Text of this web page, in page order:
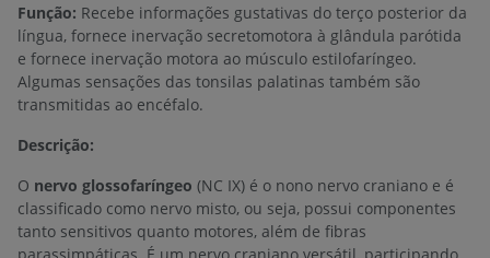
Função: Recebe informações gustativas do terço posterior da
língua, fornece inervação secretomotora à glândula parótida
e fornece inervação motora ao músculo estilofaríngeo.
Algumas sensações das tonsilas palatinas também são
transmitidas ao encéfalo.
Descrição:
O nervo glossofaríngeo (NC IX) é o nono nervo craniano e é
classificado como nervo misto, ou seja, possui componentes
tanto sensitivos quanto motores, além de fibras